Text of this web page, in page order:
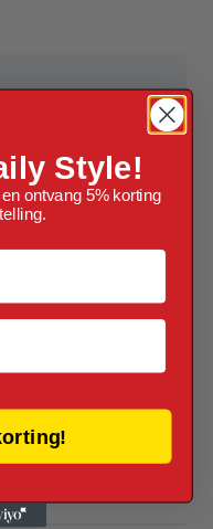
Style!
ontvang 5% korting